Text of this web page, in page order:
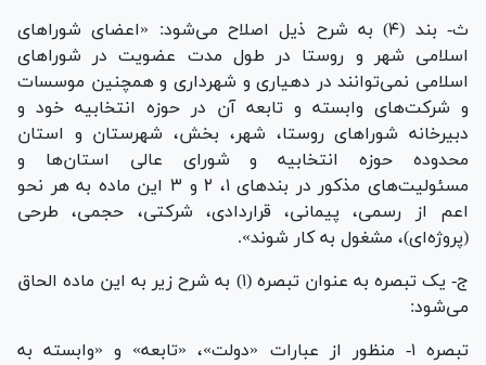
ث- بند (۴) به شرح ذیل اصلاح می‌شود: «اعضای شورا‌های
اسلامی شهر و روستا در طول مدت عضویت در شورا‌های
اسلامی نمی‌توانند در دهیاری و شهرداری و همچنین موسسات
و شرکت‌های وابسته و تابعه آن در حوزه انتخابیه خود و
دبیرخانه شورا‌های روستا، شهر، بخش، شهرستان و استان
محدوده حوزه انتخابیه و شورای عالی استان‌ها و
مسئولیت‌های مذکور در بند‌های ۱، ۲ و ۳ این ماده به هر نحو
اعم از رسمی، پیمانی، قراردادی، شرکتی، حجمی، طرحی
(پروژه‌ای)، مشغول به کار شوند».
ج- یک تبصره به عنوان تبصره (۱) به شرح زیر به این ماده الحاق
می‌شود:
تبصره ۱- منظور از عبارات «دولت»، «تابعه» و «وابسته به